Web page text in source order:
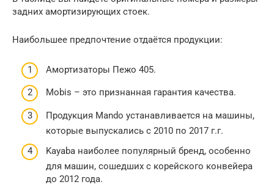
задних амортизирующих стоек.
Наибольшее предпочтение отдаётся продукции:
Амортизаторы Пежо 405.
Mobis – это признанная гарантия качества.
Продукция Mando устанавливается на машины,
которые выпускались с 2010 по 2017 г.г.
Kayaba наиболее популярный бренд, особенно
для машин, сошедших с корейского конвейера
до 2012 года.